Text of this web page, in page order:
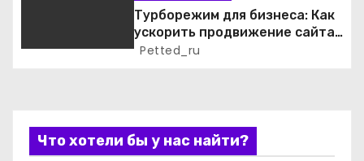
с
Турборежим для бизнеса: Как
ускорить продвижение сайта
и обойти конкурентов
Petted_ru
Что хотели бы у нас найти?